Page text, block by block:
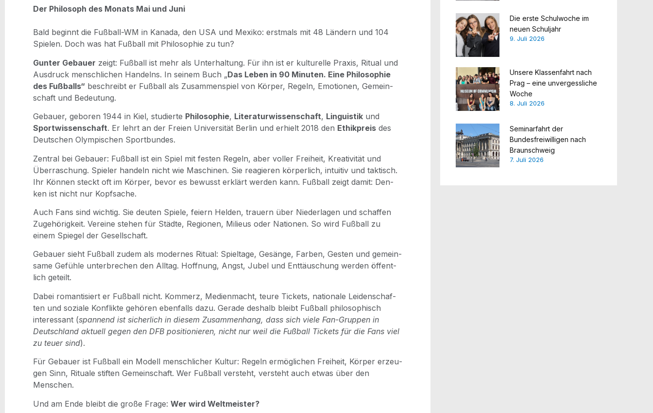
Der Phi­lo­soph des Monats Mai und Juni
Bald beginnt die Fuß­ball-WM in Kana­da, den USA und Mexi­ko: erst­mals mit 48 Län­dern und 104
Spie­len. Doch was hat Fuß­ball mit Phi­lo­so­phie zu tun?
Gun­ter Gebau­er zeigt: Fuß­ball ist mehr als Unter­hal­tung. Für ihn ist er kul­tu­rel­le Pra­xis, Ritu­al und
Aus­druck mensch­li­chen Han­delns. In sei­nem Buch „Das Leben in 90 Minu­ten. Eine Phi­lo­so­phie
des Fuß­balls“ beschreibt er Fuß­ball als Zusam­men­spiel von Kör­per, Regeln, Emo­tio­nen, Gemein­
schaft und Bedeutung.
Gebau­er, gebo­ren 1944 in Kiel, stu­dier­te Phi­lo­so­phie, Lite­ra­tur­wis­sen­schaft, Lin­gu­is­tik und
Sport­wis­sen­schaft. Er lehrt an der Frei­en Uni­ver­si­tät Ber­lin und erhielt 2018 den Ethik­preis des
Deut­schen Olym­pi­schen Sportbundes.
Zen­tral bei Gebau­er: Fuß­ball ist ein Spiel mit fes­ten Regeln, aber vol­ler Frei­heit, Krea­ti­vi­tät und
Über­ra­schung. Spie­ler han­deln nicht wie Maschi­nen. Sie reagie­ren kör­per­lich, intui­tiv und tak­tisch.
Ihr Kön­nen steckt oft im Kör­per, bevor es bewusst erklärt wer­den kann. Fuß­ball zeigt damit: Den­
ken ist nicht nur Kopfsache.
Auch Fans sind wich­tig. Sie deu­ten Spie­le, fei­ern Hel­den, trau­ern über Nie­der­la­gen und schaf­fen
Zuge­hö­rig­keit. Ver­ei­ne ste­hen für Städ­te, Regio­nen, Milieus oder Natio­nen. So wird Fuß­ball zu
einem Spie­gel der Gesellschaft.
Gebau­er sieht Fuß­ball zudem als moder­nes Ritu­al: Spiel­ta­ge, Gesän­ge, Far­ben, Ges­ten und gemein­
sa­me Gefüh­le unter­bre­chen den All­tag. Hoff­nung, Angst, Jubel und Ent­täu­schung wer­den öffent­
lich geteilt.
Dabei roman­ti­siert er Fuß­ball nicht. Kom­merz, Medi­en­macht, teu­re Tickets, natio­na­le Lei­den­schaf­
ten und sozia­le Kon­flik­te gehö­ren eben­falls dazu. Gera­de des­halb bleibt Fuß­ball phi­lo­so­phisch
inter­es­sant (span­nend ist sicher­lich in die­sem Zusam­men­hang, dass sich vie­le Fan-Grup­pen in
Deutsch­land aktu­ell gegen den DFB posi­tio­nie­ren, nicht nur weil die Fuß­ball Tickets für die Fans viel
zu teu­er sind).
Für Gebau­er ist Fuß­ball ein Modell mensch­li­cher Kul­tur: Regeln ermög­li­chen Frei­heit, Kör­per erzeu­
gen Sinn, Ritua­le stif­ten Gemein­schaft. Wer Fuß­ball ver­steht, ver­steht auch etwas über den
Menschen.
Und am Ende bleibt die gro­ße Fra­ge: Wer wird Weltmeister?
Die erste Schulwoche im
neuen Schuljahr
9. Juli 2026
Unsere Klassenfahrt nach
Prag – eine unvergessliche
Woche
8. Juli 2026
Seminarfahrt der
Bundesfreiwilligen nach
Braunschweig
7. Juli 2026